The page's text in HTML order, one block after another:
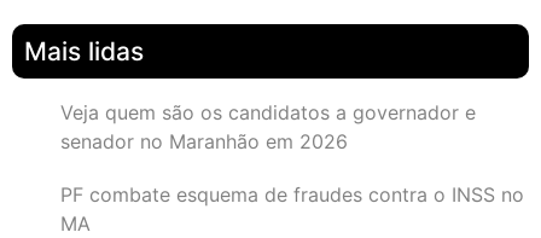
Mais lidas
Veja quem são os candidatos a governador e
senador no Maranhão em 2026
PF combate esquema de fraudes contra o INSS no
MA